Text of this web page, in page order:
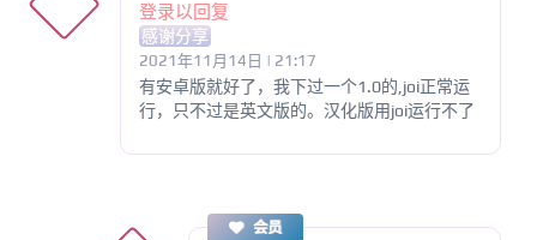
登录以回复
感谢分享
2021年11月14日 | 21:17
有安卓版就好了，我下过一个1.0的,joi正常运
行，只不过是英文版的。汉化版用joi运行不了
会员